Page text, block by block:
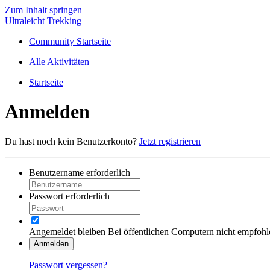
Zum Inhalt springen
Ultraleicht Trekking
Community Startseite
Alle Aktivitäten
Startseite
Anmelden
Du hast noch kein Benutzerkonto? Jetzt registrieren
Benutzername erforderlich
Passwort erforderlich
Angemeldet bleiben Bei öffentlichen Computern nicht
Anmelden
Passwort vergessen?